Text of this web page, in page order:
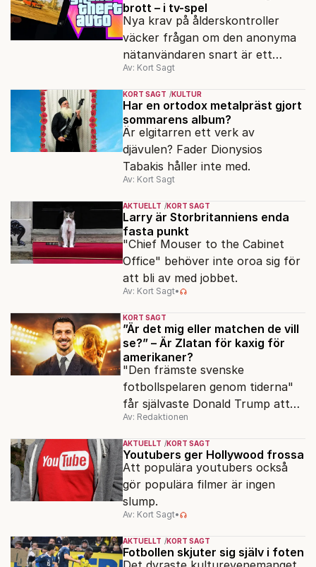
brott – i tv-spel
Nya krav på ålderskontroller
väcker frågan om den anonyma
nätanvändaren snart är ett
minne blott.
Av: Kort Sagt
KORT SAGT KULTUR
Har en ortodox metalpräst gjort
sommarens album?
Är elgitarren ett verk av
djävulen? Fader Dionysios
Tabakis håller inte med.
Av: Kort Sagt
AKTUELLT KORT SAGT
Larry är Storbritanniens enda
fasta punkt
"Chief Mouser to the Cabinet
Office" behöver inte oroa sig för
att bli av med jobbet.
Av: Kort Sagt•
KORT SAGT
”Är det mig eller matchen de vill
se?” – Är Zlatan för kaxig för
amerikaner?
"Den främste svenske
fotbollspelaren genom tiderna"
får självaste Donald Trump att
rodna.
Av: Redaktionen
AKTUELLT KORT SAGT
Youtubers ger Hollywood frossa
Att populära youtubers också
gör populära filmer är ingen
slump.
Av: Kort Sagt•
AKTUELLT KORT SAGT
Fotbollen skjuter sig själv i foten